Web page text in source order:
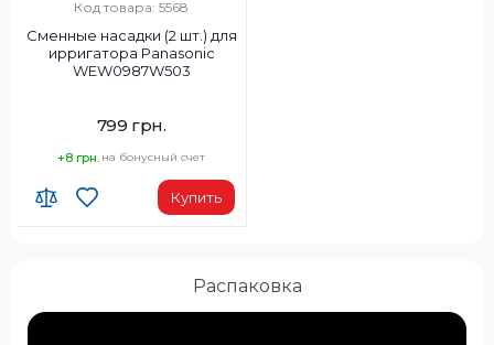
Код товара: 5568
Сменные насадки (2 шт.) для
ирригатора Panasonic
WEW0987W503
799 грн.
+8 грн. на бонусный счет
Купить
Распаковка